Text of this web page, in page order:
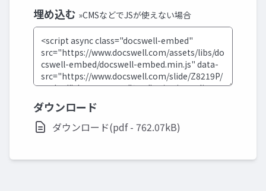
埋め込む »CMSなどでJSが使えない場合
ダウンロード
ダウンロード(pdf - 762.07kB)